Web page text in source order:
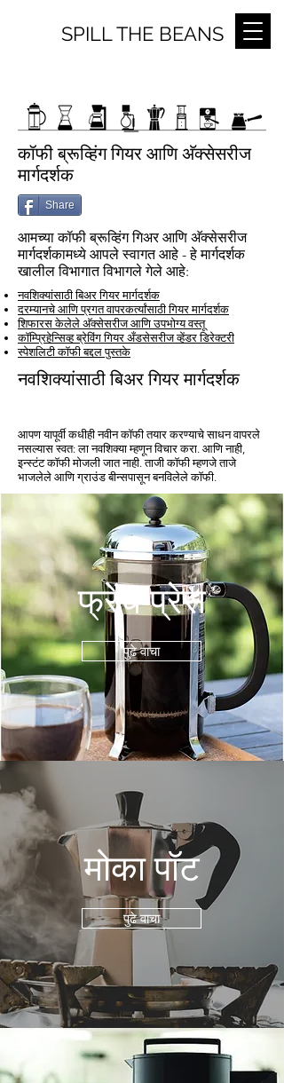
SPILL THE BEANS
फ्रेंच प्रेस
पुढे वाचा
मोका पॉट
पुढे वाचा
आमच्या कॉफी ब्रूव्हिंग गिअर आणि अ‍ॅक्सेसरीज
मार्गदर्शकामध्ये आपले स्वागत आहे - हे मार्गदर्शक
खालील विभागात विभागले गेले आहे:
नवशिक्यांसाठी बिअर गियर मार्गदर्शक
दरम्यानचे आणि प्रगत वापरकर्त्यांसाठी गियर मार्गदर्शक
शिफारस केलेले अ‍ॅक्सेसरीज आणि उपभोग्य वस्तू
कॉम्प्रिहेन्सिव्ह ब्रेविंग गियर अँडसेसरीज व्हेंडर डिरेक्टरी
स्पेशलिटी कॉफी बद्दल पुस्तके
नवशिक्यांसाठी बिअर गियर मार्गदर्शक
आपण यापूर्वी कधीही नवीन कॉफी तयार करण्याचे साधन वापरले
नसल्यास स्वत: ला नवशिक्या म्हणून विचार करा. आणि नाही,
इन्स्टंट कॉफी मोजली जात नाही. ताजी कॉफी म्हणजे ताजे
भाजलेले आणि ग्राउंड बीन्सपासून बनविलेले कॉफी.
Share
कॉफी ब्रूव्हिंग गियर आणि अ‍ॅक्सेसरीज
मार्गदर्शक